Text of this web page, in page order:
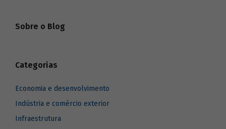
Sobre o Blog
Categorias
Economia e desenvolvimento
Indústria e comércio exterior
Infraestrutura